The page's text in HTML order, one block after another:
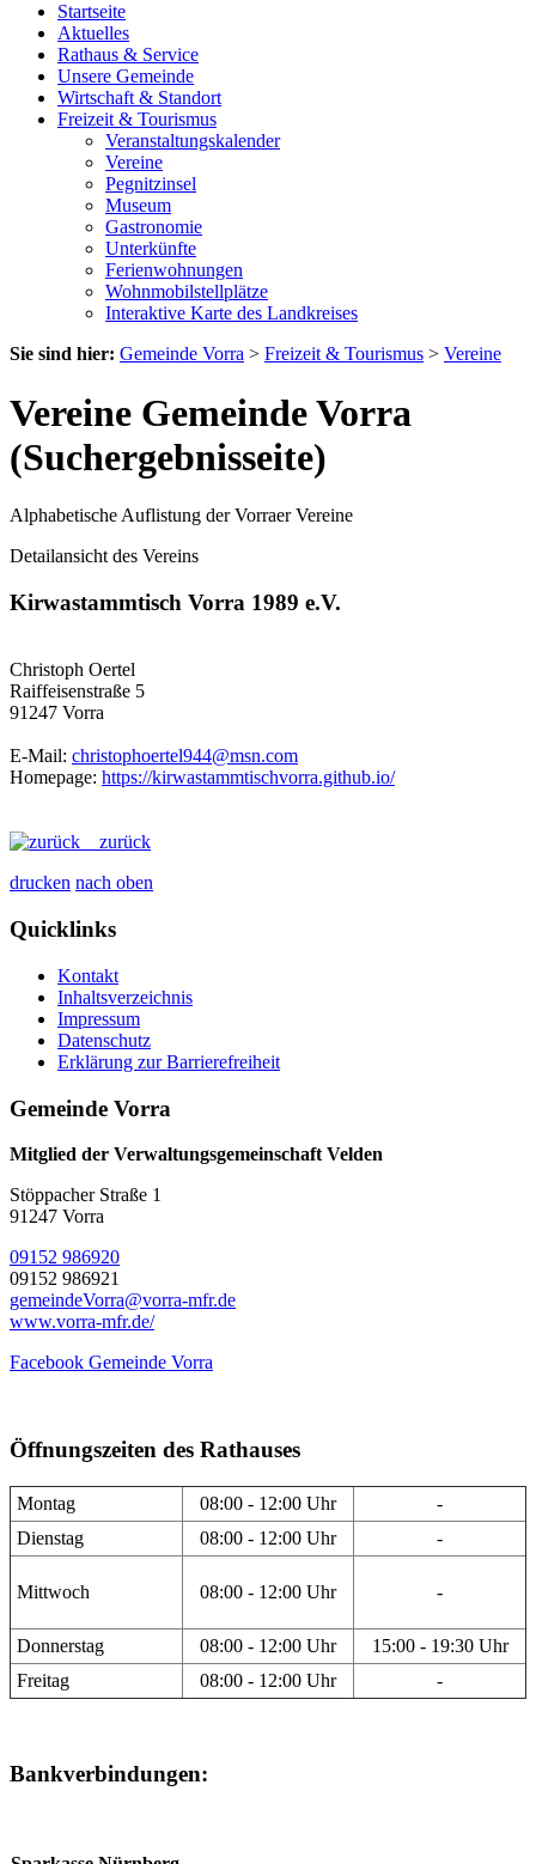
Startseite
Aktuelles
Rathaus & Service
Unsere Gemeinde
Wirtschaft & Standort
Freizeit & Tourismus
Veranstaltungskalender
Vereine
Pegnitzinsel
Museum
Gastronomie
Unterkünfte
Ferienwohnungen
Wohnmobilstellplätze
Interaktive Karte des Landkreises
Sie sind hier: Gemeinde Vorra > Freizeit & Tourismus > Vereine
Vereine Gemeinde Vorra
(Suchergebnisseite)
Alphabetische Auflistung der Vorraer Vereine
Detailansicht des Vereins
Kirwastammtisch Vorra 1989 e.V.
Christoph Oertel
Raiffeisenstraße 5
91247 Vorra
E-Mail: christophoertel944@msn.com
Homepage: https://kirwastammtischvorra.github.io/
zurück
drucken nach oben
Quicklinks
Kontakt
Inhaltsverzeichnis
Impressum
Datenschutz
Erklärung zur Barrierefreiheit
Gemeinde Vorra
Mitglied der Verwaltungsgemeinschaft Velden
Stöppacher Straße 1
91247 Vorra
09152 986920
09152 986921
gemeindeVorra@vorra-mfr.de
www.vorra-mfr.de/
Facebook Gemeinde Vorra
Öffnungszeiten des Rathauses
Montag 08:00 - 12:00 Uhr
-
Dienstag
08:00 - 12:00 Uhr -
Mittwoch 08:00 - 12:00 Uhr -
Donnerstag 08:00 - 12:00 Uhr
15:00 - 19:30 Uhr
Freitag
08:00 - 12:00 Uhr -
Bankverbindungen: